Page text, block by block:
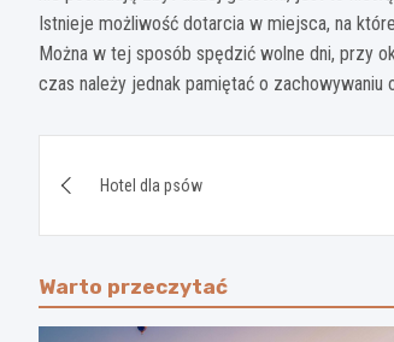
Istnieje możliwość dotarcia w miejsca, na
Można w tej sposób spędzić wolne dni, przy
czas należy jednak pamiętać o zachowywaniu
wpisuHotel dla psów
Warto przeczytać